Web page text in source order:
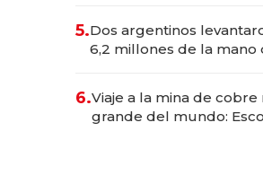
transformadoras
5.Dos argentinos
6,2 millones de la mano
6.Viaje a la mina de cobre
grande del mundo: